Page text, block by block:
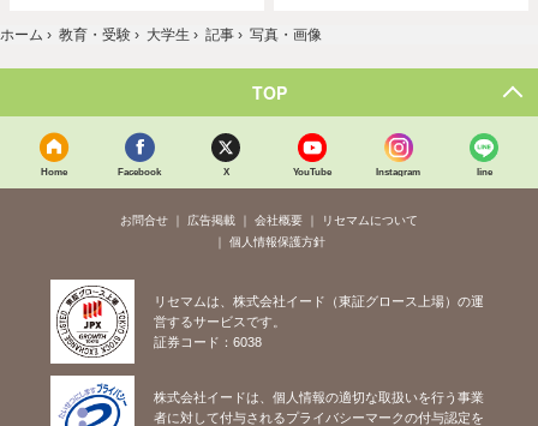
ホーム › 教育・受験 › 大学生 › 記事 › 写真・画像
TOP
Home Facebook X YouTube Instagram line
お問合せ 広告掲載 会社概要
リセマムについて
個人情報保護方針
リセマムは、株式会社イード（東証グロース上場）の運
営するサービスです。
証券コード：6038
株式会社イードは、個人情報の適切な取扱いを行う事業
者に対して付与されるプライバシーマークの付与認定を